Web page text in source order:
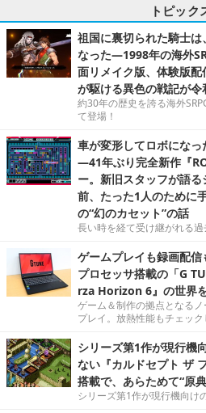
トピック
祖国に裏切られた騎士
なった―1998年の海外
面リメイク版、体験版
が駆ける異色の戦記が令
約30年の歴史を誇る海外
て登場！
車が変形してロボにな
―41年ぶり完全新作『
ー。新旧スタッフが語
前、たった1人のために
の“幻のカセット”の話
長い時を経て受け継がれる過
ゲームプレイも録画配
プロセッサ搭載の「G
rza Horizon 6』の世界
ゲーム＆制作の拠点となる
プレイ。放熱性能もチェック
シリーズ第1作が現行機
ない『カルドセプト ザ
搭載で、あらためて“原
シリーズ第1作が現行機向け